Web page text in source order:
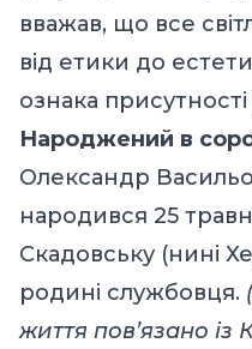
вважав, що все
від етики до
ознака
Народжений в
Олександр
народився 25
Скадовську (нині
родині службовця.
життя пов’язано